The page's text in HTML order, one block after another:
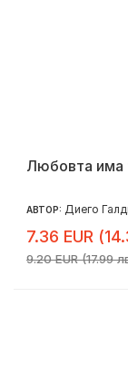
Любовта има
АВТОР: Диего
7.36 EUR
9.20 EUR (17.99